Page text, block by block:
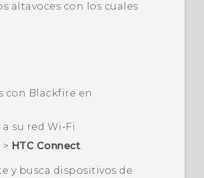
altavoces con los cuales
con Blackfire en
su red Wi‍-Fi
> HTC Connect
y busca dispositivos de